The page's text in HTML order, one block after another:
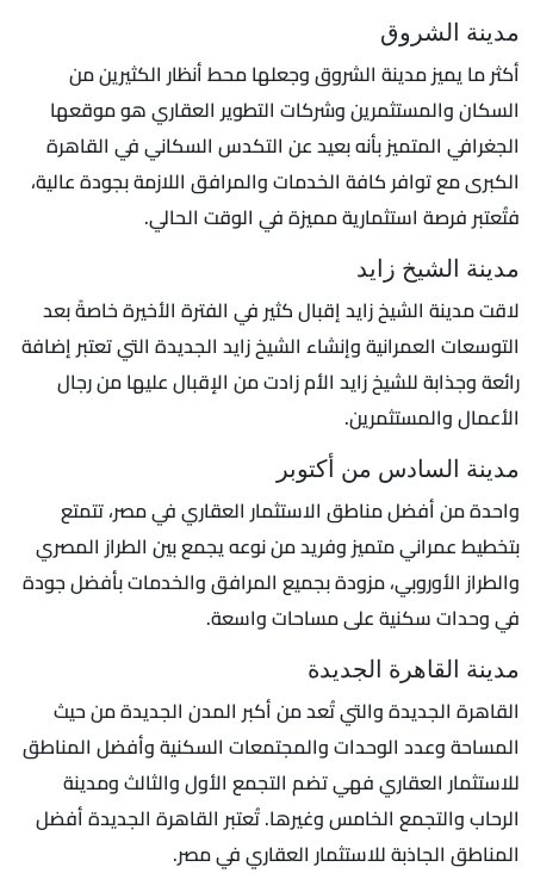
مدينة الشروق
أكثر ما يميز مدينة الشروق وجعلها محط أنظار الكثيرين من
السكان والمستثمرين وشركات التطوير العقاري هو موقعها
الجغرافي المتميز بأنه بعيد عن التكدس السكاني في القاهرة
الكبرى مع توافر كافة الخدمات والمرافق اللازمة بجودة عالية،
فتُعتبر فرصة استثمارية مميزة في الوقت الحالي.
مدينة الشيخ زايد
لاقت مدينة الشيخ زايد إقبال كثير في الفترة الأخيرة خاصةً بعد
التوسعات العمرانية وإنشاء الشيخ زايد الجديدة التي تعتبر إضافة
رائعة وجذابة للشيخ زايد الأم زادت من الإقبال عليها من رجال
الأعمال والمستثمرين.
مدينة السادس من أكتوبر
واحدة من أفضل مناطق الاستثمار العقاري في مصر، تتمتع
بتخطيط عمراني متميز وفريد من نوعه يجمع بين الطراز المصري
والطراز الأوروبي، مزودة بجميع المرافق والخدمات بأفضل جودة
في وحدات سكنية على مساحات واسعة.
مدينة القاهرة الجديدة
القاهرة الجديدة والتي تُعد من أكبر المدن الجديدة من حيث
المساحة وعدد الوحدات والمجتمعات السكنية وأفضل المناطق
للاستثمار العقاري فهي تضم التجمع الأول والثالث ومدينة
الرحاب والتجمع الخامس وغيرها. تُعتبر القاهرة الجديدة أفضل
المناطق الجاذبة للاستثمار العقاري في مصر.